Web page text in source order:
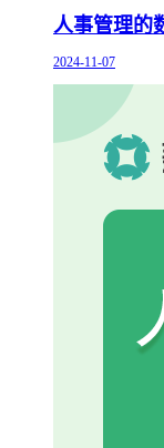
人事管理的
2024-11-07